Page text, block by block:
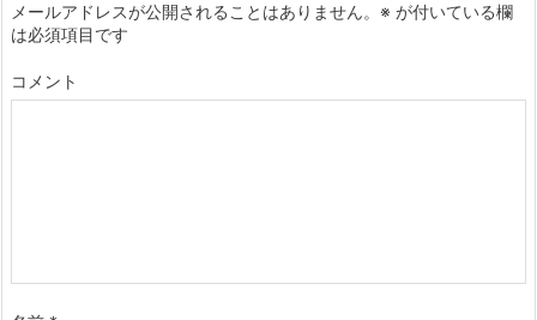
メールアドレスが公開されることはありません。 ※ が付いている欄
は必須項目です
コメント